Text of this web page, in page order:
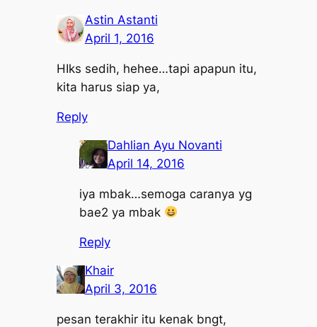
Astin Astanti
April 1, 2016
HIks sedih, hehee…tapi apapun itu,
kita harus siap ya,
Reply
Dahlian Ayu Novanti
April 14, 2016
iya mbak…semoga caranya yg
bae2 ya mbak
Reply
Khair
April 3, 2016
pesan terakhir itu kenak bngt,